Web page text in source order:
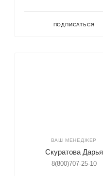
ПОДПИСАТЬСЯ
ВАШ МЕНЕДЖЕР
Скуратова Дарья
8(800)707-25-10